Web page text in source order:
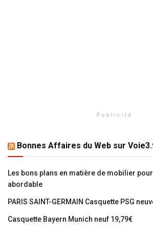
Publicité
Bonnes Affaires du Web sur
Les bons plans en matière de mobilier
abordable
PARIS SAINT-GERMAIN Casquette PSG
Casquette Bayern Munich neuf 19,79€